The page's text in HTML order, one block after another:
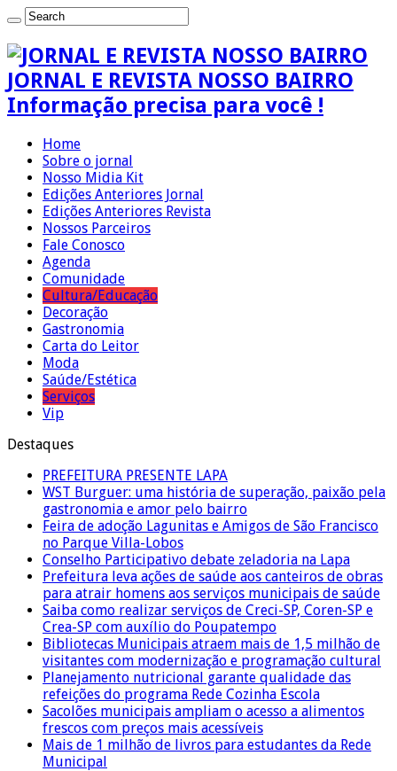
JORNAL E REVISTA NOSSO BAIRRO
Informação precisa para você !
Home
Sobre o jornal
Nosso Midia Kit
Edições Anteriores Jornal
Edições Anteriores Revista
Nossos Parceiros
Fale Conosco
Agenda
Comunidade
Cultura/Educação
Decoração
Gastronomia
Carta do Leitor
Moda
Saúde/Estética
Serviços
Vip
Destaques
PREFEITURA PRESENTE LAPA
WST Burguer: uma história de superação, paixão pela
gastronomia e amor pelo bairro
Feira de adoção Lagunitas e Amigos de São Francisco
no Parque Villa-Lobos
Conselho Participativo debate zeladoria na Lapa
Prefeitura leva ações de saúde aos canteiros de obras
para atrair homens aos serviços municipais de saúde
Saiba como realizar serviços de Creci-SP, Coren-SP e
Crea-SP com auxílio do Poupatempo
Bibliotecas Municipais atraem mais de 1,5 milhão de
visitantes com modernização e programação cultural
Planejamento nutricional garante qualidade das
refeições do programa Rede Cozinha Escola
Sacolões municipais ampliam o acesso a alimentos
frescos com preços mais acessíveis
Mais de 1 milhão de livros para estudantes da Rede
Municipal